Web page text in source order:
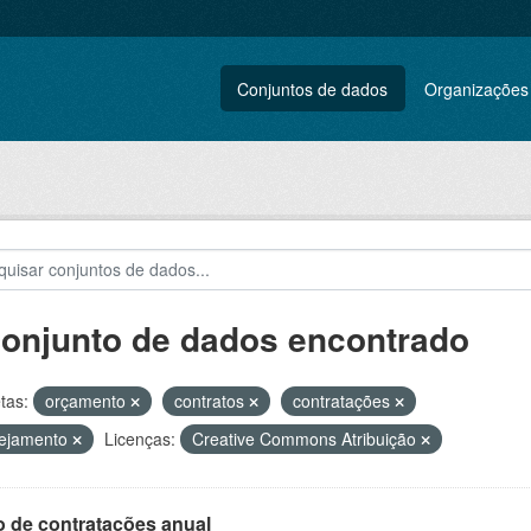
Conjuntos de dados Organizações
de dados encontrado
orçamento contratos
contratações
Licenças: Creative Commons Atribuição
de contratações anual